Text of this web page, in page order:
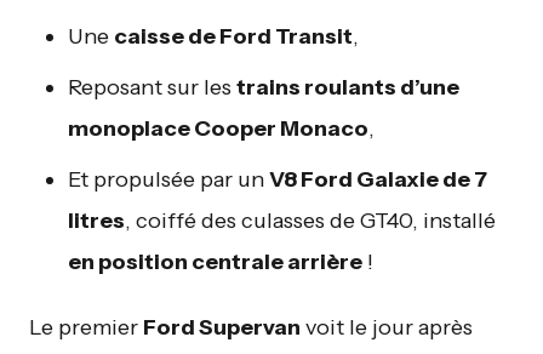
Une caisse de Ford Transit,
Reposant sur les trains roulants d’une
monoplace Cooper Monaco,
Et propulsée par unV8 Ford Galaxie de 7
litres, coiffé des culasses de GT40, installé
en position centrale arrière !
Le premier Ford Supervan voit le jour après